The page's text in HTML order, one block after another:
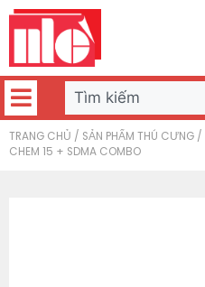
TRANG CHỦ / SẢN PHẨM THÚ CƯNG /
CHEM 15 + SDMA COMBO